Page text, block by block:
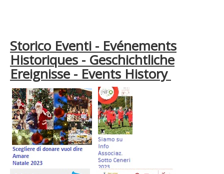
Storico Eventi - Evénements
Historiques - Geschichtliche
Ereignisse - Events History